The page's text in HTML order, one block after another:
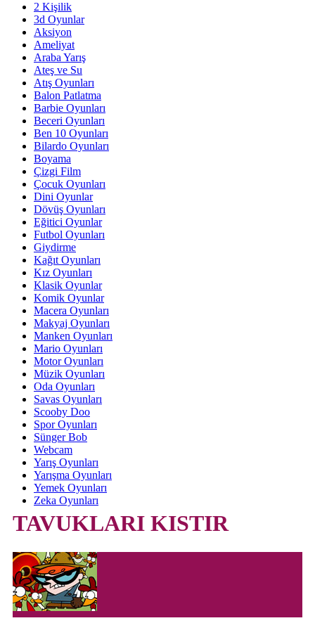
2 Kişilik
3d Oyunlar
Aksiyon
Ameliyat
Araba Yarış
Ateş ve Su
Atış Oyunları
Balon Patlatma
Barbie Oyunları
Beceri Oyunları
Ben 10 Oyunları
Bilardo Oyunları
Boyama
Çizgi Film
Çocuk Oyunları
Dini Oyunlar
Dövüş Oyunları
Eğitici Oyunlar
Futbol Oyunları
Giydirme
Kağıt Oyunları
Kız Oyunları
Klasik Oyunlar
Komik Oyunlar
Macera Oyunları
Makyaj Oyunları
Manken Oyunları
Mario Oyunları
Motor Oyunları
Müzik Oyunları
Oda Oyunları
Savas Oyunları
Scooby Doo
Spor Oyunları
Sünger Bob
Webcam
Yarış Oyunları
Yarışma Oyunları
Yemek Oyunları
Zeka Oyunları
TAVUKLARI KISTIR